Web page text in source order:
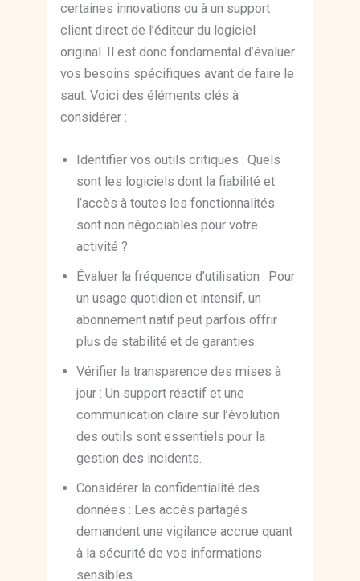
certaines innovations ou à un support
client direct de l’éditeur du logiciel
original. Il est donc fondamental d’évaluer
vos besoins spécifiques avant de faire le
saut. Voici des éléments clés à
considérer :
Identifier vos outils critiques : Quels
sont les logiciels dont la fiabilité et
l’accès à toutes les fonctionnalités
sont non négociables pour votre
activité ?
Évaluer la fréquence d’utilisation : Pour
un usage quotidien et intensif, un
abonnement natif peut parfois offrir
plus de stabilité et de garanties.
Vérifier la transparence des mises à
jour : Un support réactif et une
communication claire sur l’évolution
des outils sont essentiels pour la
gestion des incidents.
Considérer la confidentialité des
données : Les accès partagés
demandent une vigilance accrue quant
à la sécurité de vos informations
sensibles.